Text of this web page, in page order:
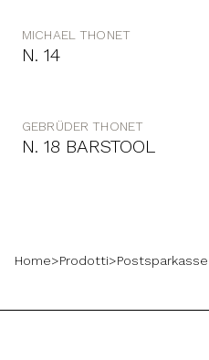
MICHAEL THONET
N. 14
GEBRÜDER THONET
N. 18 BARSTOOL
Home>Prodotti>Postsparkasse